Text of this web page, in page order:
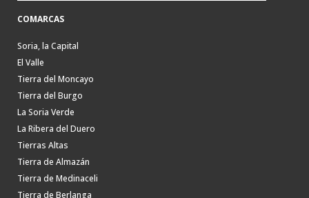
COMARCAS
Soria, la Capital
El Valle
Tierra del Moncayo
Tierra del Burgo
La Soria Verde
La Ribera del Duero
Tierras Altas
Tierra de Almazán
Tierra de Medinaceli
Tierra de Berlanga